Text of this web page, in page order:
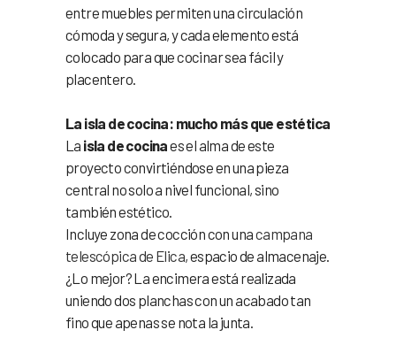
entre muebles permiten una circulación
cómoda y segura, y cada elemento está
colocado para que cocinar sea fácil y
placentero.
La isla de cocina: mucho más que estética
La isla de cocinaes el alma de este
proyecto convirtiéndose en una pieza
central no solo a nivel funcional, sino
también estético.
Incluye zona de cocción con unacampana
telescópica de Elica, espacio de almacenaje.
¿Lo mejor? La encimera está realizada
uniendo dos planchas con un acabado tan
fino que apenas se nota la junta.